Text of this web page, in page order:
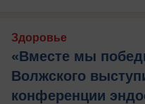
Здоровье
«Вместе мы
Волжского
конференции